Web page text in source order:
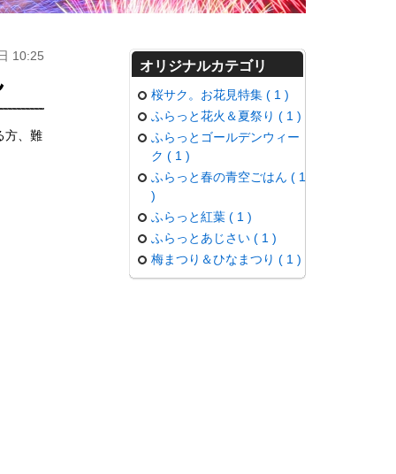
10:25
方、難
オリジナルカテゴリ
桜サク。お花見特集 ( 1 )
ふらっと花火＆夏祭り ( 1 )
ふらっとゴールデンウィー
ク ( 1 )
ふらっと春の青空ごはん ( 1
)
ふらっと紅葉 ( 1 )
ふらっとあじさい ( 1 )
梅まつり＆ひなまつり ( 1 )